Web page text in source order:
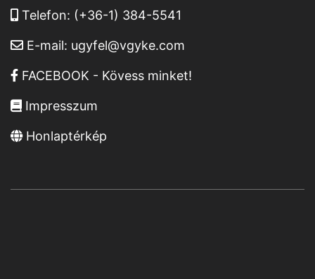
Telefon: (+36-1) 384-5541
E-mail: ugyfel@vgyke.com
FACEBOOK - Kövess minket!
Impresszum
Honlaptérkép